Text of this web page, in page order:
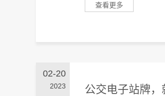
查看更多
02-20
2023 公交电子站牌，